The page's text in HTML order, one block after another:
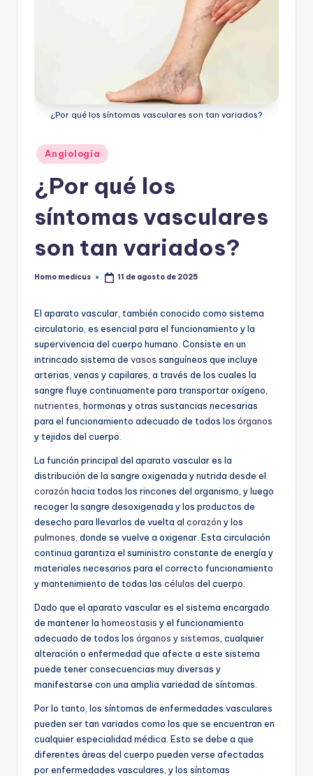
¿Por qué los síntomas vasculares son tan variados?
Publicado
en
Angiología
¿Por qué los
síntomas vasculares
son tan variados?
Publicado
Homo medicus 11 de agosto de 2025
El aparato vascular, también conocido como sistema
circulatorio, es esencial para el funcionamiento y la
supervivencia del cuerpo humano. Consiste en un
intrincado sistema de vasos sanguíneos que incluye
arterias, venas y capilares, a través de los cuales la
sangre fluye continuamente para transportar oxígeno,
nutrientes , hormonas y otras sustancias necesarias
para el funcionamiento adecuado de todos los órganos
y tejidos del cuerpo.
La función principal del aparato vascular es la
distribución de la sangre oxigenada y nutrida desde el
corazón hacia todos los rincones del organismo, y luego
recoger la sangre desoxigenada y los productos de
desecho para llevarlos de vuelta al corazón y los
pulmones , donde se vuelve a oxigenar. Esta circulación
continua garantiza el suministro constante de energía y
materiales necesarios para el correcto funcionamiento
y mantenimiento de todas las células del cuerpo.
Dado que el aparato vascular es el sistema encargado
de mantener la homeostasis y el funcionamiento
adecuado de todos los órganos y sistemas , cualquier
alteración o enfermedad que afecte a este sistema
puede tener consecuencias muy diversas y
manifestarse con una amplia variedad de síntomas.
Por lo tanto, los síntomas de enfermedades vasculares
pueden ser tan variados como los que se encuentran en
cualquier especialidad médica. Esto se debe a que
diferentes áreas del cuerpo pueden verse afectadas
por enfermedades vasculares, y los síntomas